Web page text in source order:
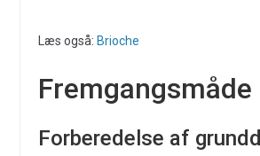
Læs også: Brioche
Fremgangsmåde
Forberedelse af